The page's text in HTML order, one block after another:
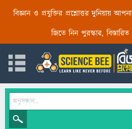
বিজ্ঞান ও প্রযুক্তির প্রশ্নোত্তর দুনিয়ায়
জিতে নিন পুরস্কার, বিস্তারিত